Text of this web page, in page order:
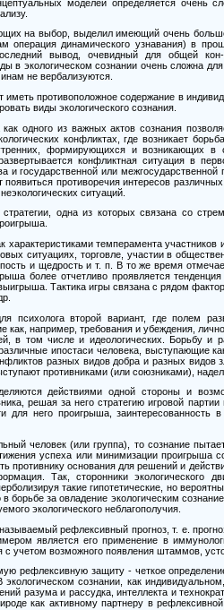
моделей определяется очень
на выбор, выделил имеющий очень
операция динамического узнавания) в
вывод, очевидный для общей кон-
в экологическом сознании очень сложна
не вербализуются.
иметь противоположное содержание в
виды экологического сознания.
одного из важных актов сознания
конфликтах, где возникает
формирующихся и возникающих в
конфликтная ситуация в
и государственной или
противоречия интересов
ситуаций.
одна из которых связана со
характеристиками темперамента
ситуациях, торговле, участии в
и щедрость и т. п. В то же время
более отчетливо проявляется
Тактика игры связана с рядом
психолога второй вариант, где полем
как, например, требования и убеждения,
в том числе и идеологических. Борьбу и
ипостаси человека, выступающие
разных видов добра и разных
противниками (или союзниками),
действиями одной стороны и
решая за него стратегию игровой
для него проигрыша,
человек (или группа), то сознание
успеха или минимизации проигрыша
противнику основания для решений и
Так, сторонники экологического
такие гипотетические, но
борьбе за овладение экологическим
экологического неблагополучия.
рефлексивный прогноз, т. е.
является его применение в
с учетом возможного появления штаммов,
рефлексивную защиту- четкое
сознании, как
разума и рассудка, интеллекта и
как активному партнеру в